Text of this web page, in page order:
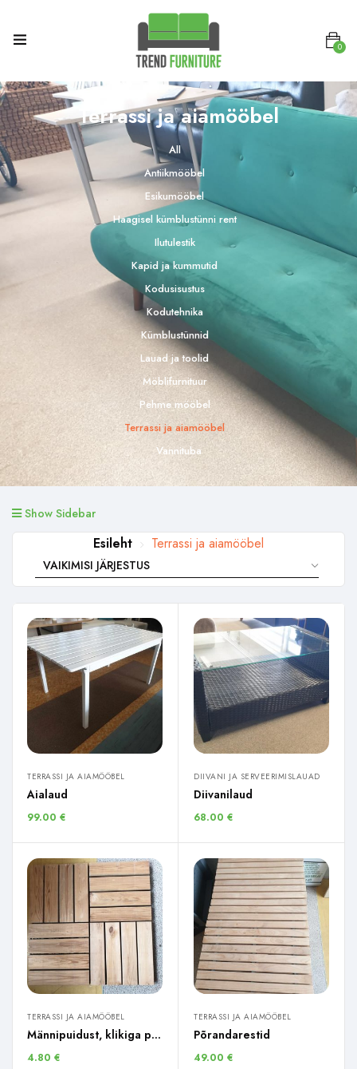
0
Terrassi ja aiamööbel
All
Antiikmööbel
Esikumööbel
Haagisel kümblustünni rent
Ilutulestik
Kapid ja kummutid
Kodusisustus
Kodutehnika
Kümblustünnid
Lauad ja toolid
Möblifurnituur
Pehme mööbel
Terrassi ja aiamööbel
Vannituba
Show Sidebar
Esileht Terrassi ja aiamööbel
TERRASSI JA AIAMÖÖBEL
Aialaud
99.00 €
DIIVANI JA SERVEERIMISLAUAD
Diivanilaud
68.00 €
TERRASSI JA AIAMÖÖBEL
Männipuidust, klikiga põrandarestid
4.80 €
TERRASSI JA AIAMÖÖBEL
Põrandarestid
49.00 €